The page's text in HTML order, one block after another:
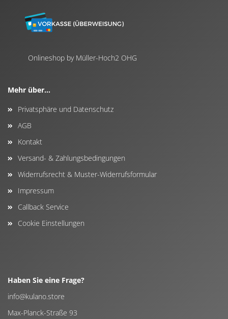
Onlineshop by Müller-Hoch2 OHG
Mehr über...
Privatsphäre und Datenschutz
AGB
Kontakt
Versand- & Zahlungsbedingungen
Widerrufsrecht & Muster-Widerrufsformular
Impressum
Callback Service
Cookie Einstellungen
Haben Sie eine Frage?
info@kulano.store
Max-Planck-Straße 93